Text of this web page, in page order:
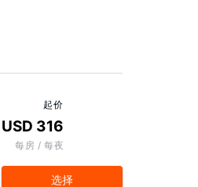
起价
USD 316
每房 / 每夜
选择